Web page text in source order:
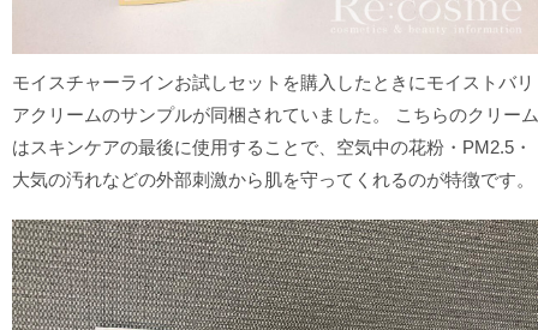
モイスチャーラインお試しセットを購入したときにモイストバリ
アクリームのサンプルが同梱されていました。 こちらのクリーム
はスキンケアの最後に使用することで、空気中の花粉・PM2.5・
大気の汚れなどの外部刺激から肌を守ってくれるのが特徴です。